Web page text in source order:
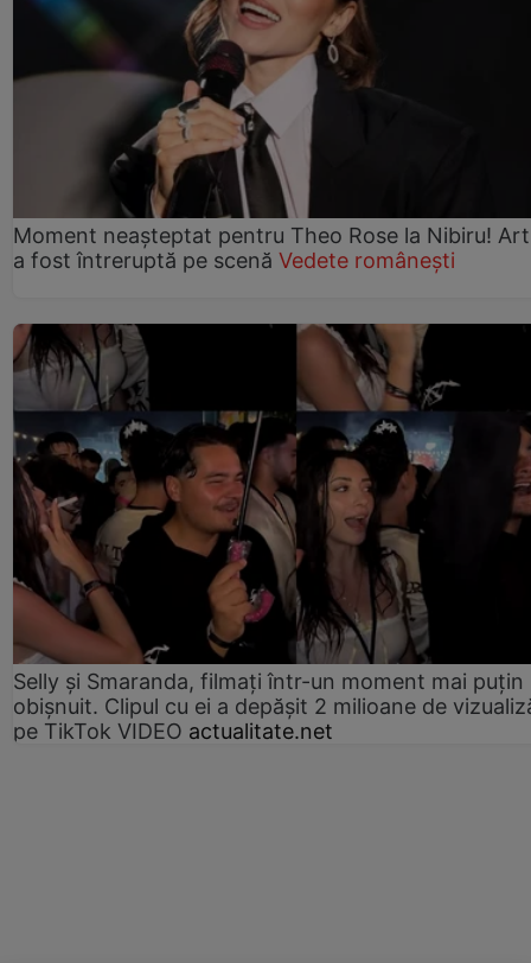
Moment neașteptat pentru Theo Rose la Nibiru!
a fost întreruptă pe scenă Vedete românești
Selly și Smaranda, filmați într-un moment mai puțin
obișnuit. Clipul cu ei a depășit 2 milioane de
pe TikTok VIDEO actualitate.net